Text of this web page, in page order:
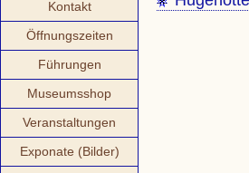
Kontakt
Öffnungszeiten
Führungen
Museumsshop
Veranstaltungen
Exponate (Bilder)